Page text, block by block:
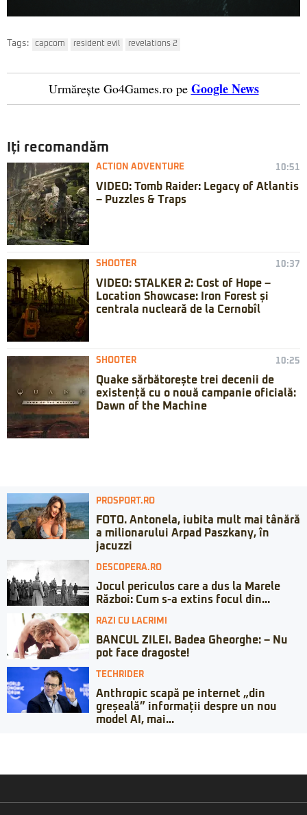
Tags: capcom resident evil revelations 2
Urmărește Go4Games.ro pe Google News
Iți recomandăm
ACTION ADVENTURE 10:51
VIDEO: Tomb Raider: Legacy of Atlantis
– Puzzles & Traps
SHOOTER 10:37
VIDEO: STALKER 2: Cost of Hope –
Location Showcase: Iron Forest și
centrala nucleară de la Cernobîl
SHOOTER 10:25
Quake sărbătorește trei decenii de
existență cu o nouă campanie oficială:
Dawn of the Machine
PROSPORT.RO
FOTO. Antonela, iubita mult mai tânără
a milionarului Arpad Paszkany, în
jacuzzi
DESCOPERA.RO
Jocul periculos care a dus la Marele
Război: Cum s-a extins focul din...
RAZI CU LACRIMI
BANCUL ZILEI. Badea Gheorghe: – Nu
pot face dragoste!
TECHRIDER
Anthropic scapă pe internet „din
greșeală” informații despre un nou
model AI, mai...